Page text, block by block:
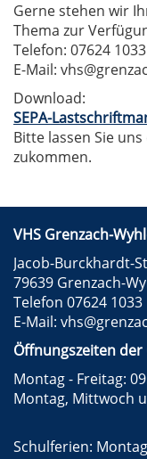
Gerne stehen wir
Thema zur
Telefon: 07624 1033
E-Mail:
Download:
SEPA-
Bitte lassen Sie
zukommen.
VHS Grenzach-
Jacob-Burckhardt-
79639 Grenzach-
Telefon 07624 1033
E-Mail:
Öffnungszeiten der
Montag - Freitag:
Montag, Mittwoch
Schulferien: